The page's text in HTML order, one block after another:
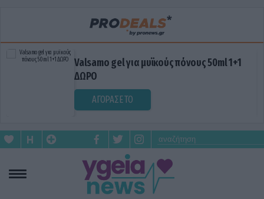
Valsamo gel για μυϊκούς πόνους 50ml 1+1
ΔΩΡΟ
ΑΓΟΡΑΣΕ ΤΟ